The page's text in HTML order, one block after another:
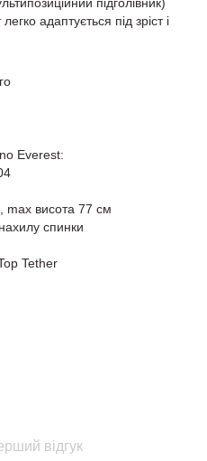
адаптується під зріст і
Everest:
max висота 77 см
спинки
Tether
відгук